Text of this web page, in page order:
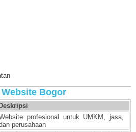
Bogor
Deskripsi
profesional untuk UMKM, jasa,
perusahaan